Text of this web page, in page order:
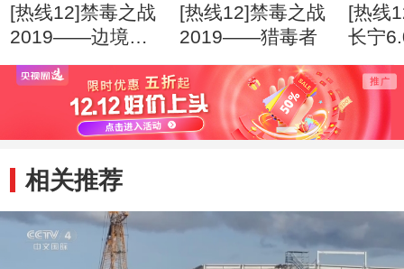
[热线12]禁毒之战
2019——边境擒
毒
[热线12]禁毒之战
2019——猎毒者
[热线
长宁
相关推荐